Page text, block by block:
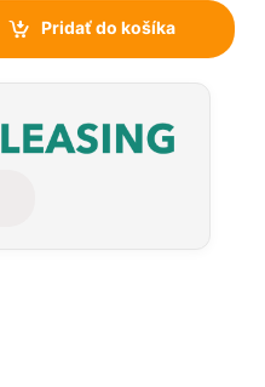
Pridať do košíka